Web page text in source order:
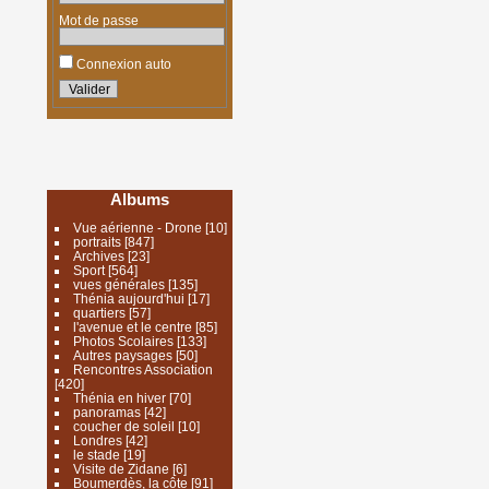
Mot de passe
Connexion auto
Albums
Vue aérienne - Drone [10]
portraits[847]
Archives [23]
Sport[564]
vues générales[135]
Thénia aujourd'hui [17]
quartiers[57]
l'avenue et le centre [85]
Photos Scolaires[133]
Autres paysages[50]
Rencontres Association
[420]
Thénia en hiver[70]
panoramas[42]
coucher de soleil [10]
Londres[42]
le stade [19]
Visite de Zidane [6]
Boumerdès, la côte [91]